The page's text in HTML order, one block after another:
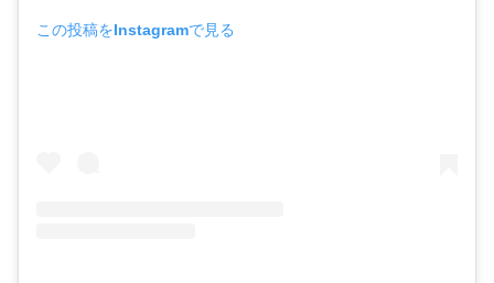
この投稿をInstagramで見る